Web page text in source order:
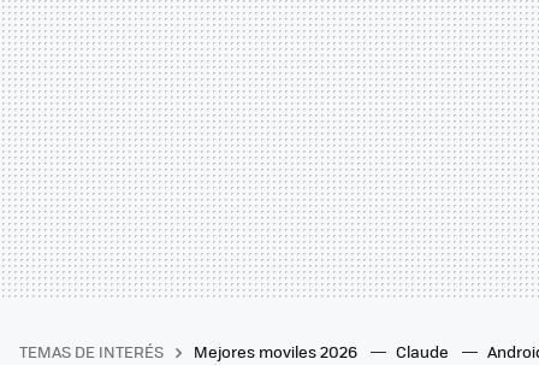
TEMAS DE INTERÉS Mejores moviles 2026 Claude